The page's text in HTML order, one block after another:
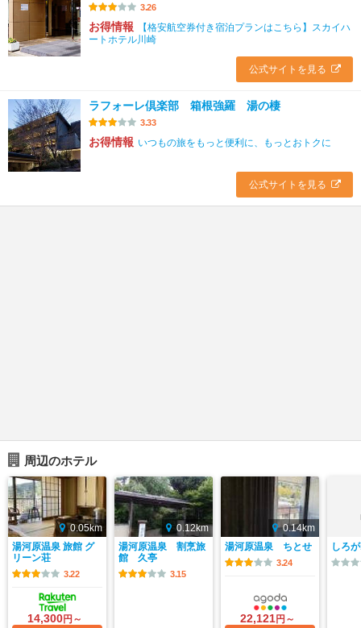
3.26
お得情報
【格安航空券付き宿泊プランはこちら】スカイハ
ートホテル川崎
公式サイトを見る
ラフォーレ倶楽部 箱根強羅 湯の棲
3.33
お得情報 いつもの旅をもっと便利に、もっとおトクに
公式サイトを見る
周辺のホテル
0.05km
湯河原温泉 旅館 グ
リーン荘
3.22
14,300円～
0.12km
湯河原温泉 割烹旅
館 久亭
3.15
0.14km
湯河原温泉 ちとせ
3.24
22,121円～
しろ